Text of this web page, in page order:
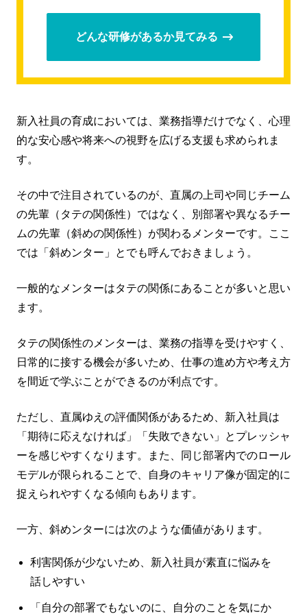
どんな研修があるか見てみる
新入社員の育成においては、業務指導だけでなく、心理
的な安心感や将来への視野を広げる支援も求められま
す。
その中で注目されているのが、直属の上司や同じチーム
の先輩（タテの関係性）ではなく、別部署や異なるチー
ムの先輩（斜めの関係性）が関わるメンターです。ここ
では「斜めンター」とでも呼んでおきましょう。
一般的なメンターはタテの関係にあることが多いと思い
ます。
タテの関係性のメンターは、業務の指導を受けやすく、
日常的に接する機会が多いため、仕事の進め方や考え方
を間近で学ぶことができるのが利点です。
ただし、直属ゆえの評価関係があるため、新入社員は
「期待に応えなければ」「失敗できない」とプレッシャ
ーを感じやすくなります。また、同じ部署内でのロール
モデルが限られることで、自身のキャリア像が固定的に
捉えられやすくなる傾向もあります。
一方、斜めンターには次のような価値があります。
利害関係が少ないため、新入社員が素直に悩みを
話しやすい
「自分の部署でもないのに、自分のことを気にか